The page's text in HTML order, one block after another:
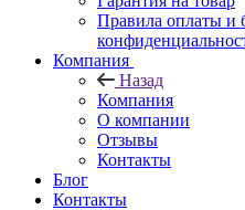
Правила оплаты и
Компания
Назад
Компания
О компании
Отзывы
Контакты
Блог
Контакты